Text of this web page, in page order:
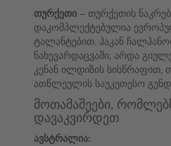
თურქეთი – თურქეთის
დაკომპლექტებულია
ტალანტებით. ჰაკან
ნახევარდაცვაში, არდა
კენან ილდიზის
ათწლეულის საუკეთესო
მოთამაშეები,
დავაკვირდეთ
ავსტრალია: